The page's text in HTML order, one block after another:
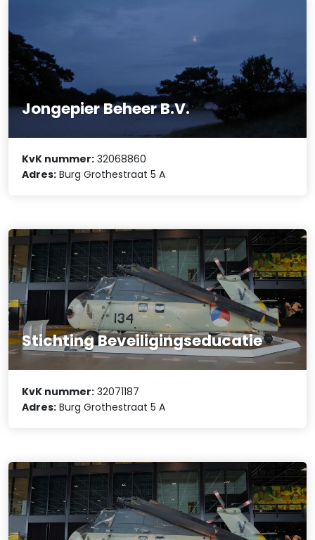
Jongepier Beheer B.V.
KvK nummer: 32068860
Adres: Burg Grothestraat 5 A
Stichting Beveiligingseducatie
KvK nummer: 32071187
Adres: Burg Grothestraat 5 A